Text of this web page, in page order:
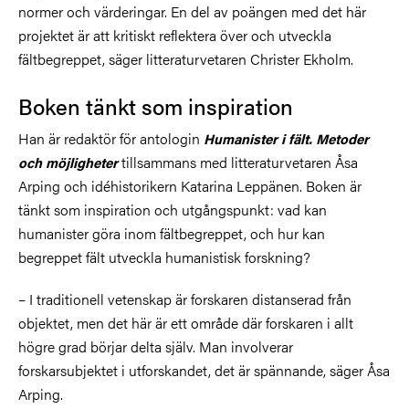
normer och värderingar. En del av poängen med det här
projektet är att kritiskt reflektera över och utveckla
fältbegreppet, säger litteraturvetaren Christer Ekholm.
Boken tänkt som inspiration
Han är redaktör för antologin Humanister i fält. Metoder
och möjlighetertillsammans med litteraturvetaren Åsa
Arping och idéhistorikern Katarina Leppänen. Boken är
tänkt som inspiration och utgångspunkt: vad kan
humanister göra inom fältbegreppet, och hur kan
begreppet fält utveckla humanistisk forskning?
– I traditionell vetenskap är forskaren distanserad från
objektet, men det här är ett område där forskaren i allt
högre grad börjar delta själv. Man involverar
forskarsubjektet i utforskandet, det är spännande, säger Åsa
Arping.